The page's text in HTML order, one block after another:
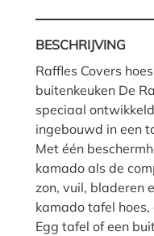
BESCHRIJVING
Raffles Covers
buitenkeuken De
speciaal
ingebouwd in een
Met één
kamado als de
zon, vuil, bladeren
kamado tafel hoes,
Egg tafel of een